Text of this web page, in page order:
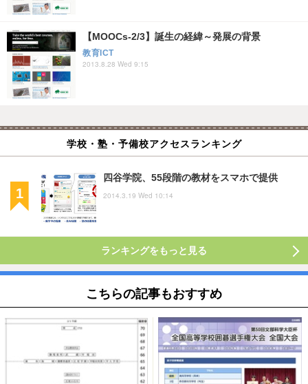
【MOOCs-2/3】誕生の経緯～発展の背景
教育ICT
2013.8.28 Wed 9:15
学校・塾・予備校アクセスランキング
四谷学院、55段階の教材をスマホで提供
2014.3.19 Wed 10:14
ランキングをもっと見る
こちらの記事もおすすめ